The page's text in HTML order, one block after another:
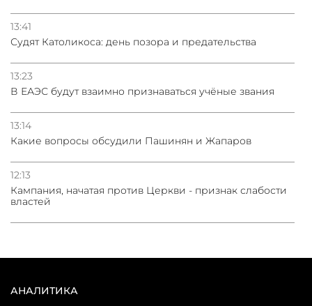
13:41
Судят Католикоса: день позора и предательства
13:23
В ЕАЭС будут взаимно признаваться учёные звания
13:14
Какие вопросы обсудили Пашинян и Жапаров
12:13
Кампания, начатая против Церкви - признак слабости
властей
АНАЛИТИКА